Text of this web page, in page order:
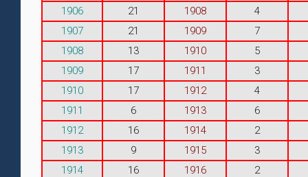
1906
21 1908
4
1907
21 1909
7
1908
13 1910
5
1909
17 1911
3
1910
17 1912
4
1911
6 1913
6
1912
16 1914
2
1913
9 1915
3
1914
16 1916
2